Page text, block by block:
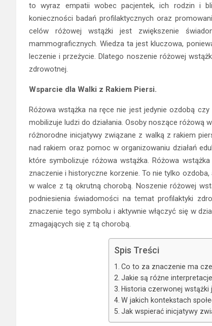
to wyraz empatii wobec pacjentek, ich rodzin i
konieczności badań profilaktycznych oraz
celów różowej wstążki jest zwiększenie
mammograficznych. Wiedza ta jest kluczowa,
leczenie i przeżycie. Dlatego noszenie różowej
zdrowotnej.
Wsparcie dla Walki z Rakiem Piersi.
Różowa wstążka na ręce nie jest jedynie ozdobą
mobilizuje ludzi do działania. Osoby noszące różową
różnorodne inicjatywy związane z walką z rakiem
nad rakiem oraz pomoc w organizowaniu działań
które symbolizuje różowa wstążka. Różowa
znaczenie i historyczne korzenie. To nie tylko
w walce z tą okrutną chorobą. Noszenie różowej
podniesienia świadomości na temat profilaktyki
znaczenie tego symbolu i aktywnie włączyć się w
zmagających się z tą chorobą.
Spis Treści
Co to za znaczenie ma
Jakie są różne
Historia czerwonej wstążki
W jakich kontekstach
Jak wspierać inicjatywy